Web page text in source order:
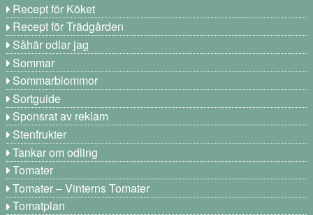
Recept för Köket
Recept för Trädgården
Såhär odlar jag
Sommar
Sommarblommor
Sortguide
Sponsrat av reklam
Stenfrukter
Tankar om odling
Tomater
Tomater – Vinterns Tomater
Tomatplan